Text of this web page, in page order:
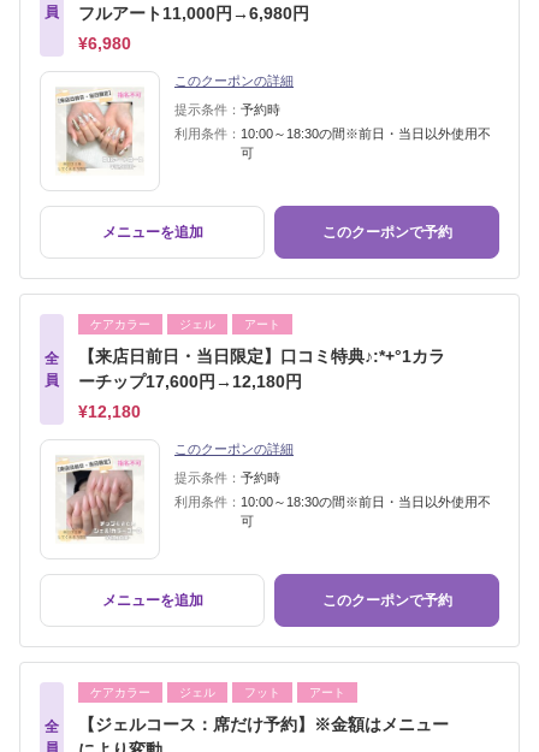
員
フルアート11,000円→6,980円
¥6,980
このクーポンの詳細
提示条件： 予約時
利用条件： 10:00～18:30の間※前日・当日以外使用不
可
メニューを追加 このクーポンで予約
全
員
ケアカラー ジェル アート
【来店日前日・当日限定】口コミ特典♪:*+°1カラ
ーチップ17,600円→12,180円
¥12,180
このクーポンの詳細
提示条件： 予約時
利用条件： 10:00～18:30の間※前日・当日以外使用不
可
メニューを追加 このクーポンで予約
全
員
ケアカラー ジェル フット アート
【ジェルコース：席だけ予約】※金額はメニュー